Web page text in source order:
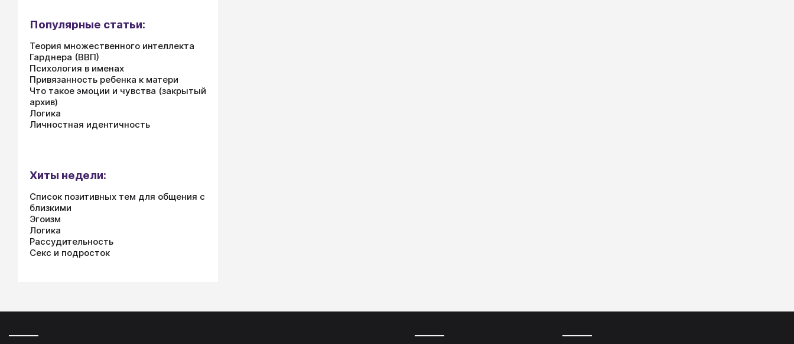
Популярные статьи:
Теория множественного интеллекта
Гарднера (ВВП)
Психология в именах
Привязанность ребенка к матери
Что такое эмоции и чувства (закрытый
архив)
Логика
Личностная идентичность
Хиты недели:
Список позитивных тем для общения с
близкими
Эгоизм
Логика
Рассудительность
Секс и подросток